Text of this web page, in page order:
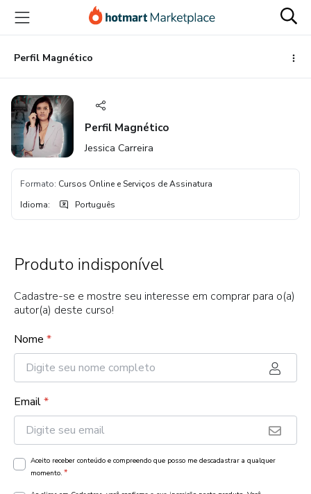
para
conteúdo
principal
para
pagamento
para
rodapé
Perfil Magnético
Perfil Magnético
Jessica Carreira
Formato: Cursos Online e Serviços de Assinatura
Idioma: Português
Produto indisponível
Cadastre-se e mostre seu interesse em comprar para o(a)
autor(a) deste curso!
Nome *
Email*
Aceito receber conteúdo e compreendo que posso me descadastrar a qualquer
momento. *